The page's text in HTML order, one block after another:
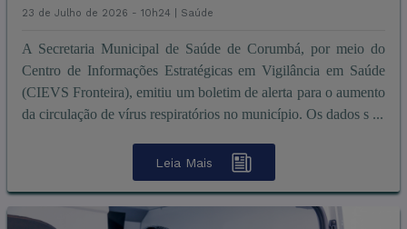
23 de Julho de 2026 - 10h24 | Saúde
A Secretaria Municipal de Saúde de Corumbá, por meio do
Centro de Informações Estratégicas em Vigilância em Saúde
(CIEVS Fronteira), emitiu um boletim de alerta para o aumento
da circulação de vírus respiratórios no município. Os dados s ...
Leia Mais